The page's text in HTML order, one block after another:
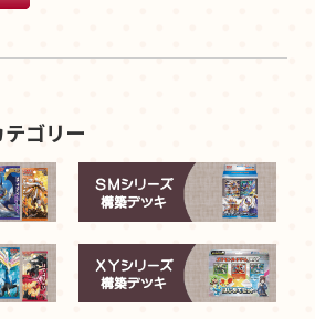
テゴリー